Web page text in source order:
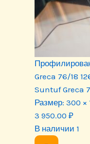
Greca 76/18
Suntuf Greca
Размер: 300 ×
3 950.00 ₽
В наличии 1